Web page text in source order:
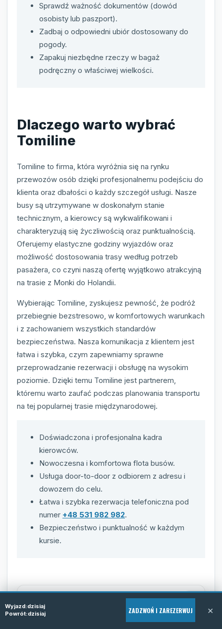
Sprawdź ważność dokumentów (dowód
osobisty lub paszport).
Zadbaj o odpowiedni ubiór dostosowany do
pogody.
Zapakuj niezbędne rzeczy w bagaż
podręczny o właściwej wielkości.
Dlaczego warto wybrać
Tomiline
Tomiline to firma, która wyróżnia się na rynku
przewozów osób dzięki profesjonalnemu podejściu do
klienta oraz dbałości o każdy szczegół usługi. Nasze
busy są utrzymywane w doskonałym stanie
technicznym, a kierowcy są wykwalifikowani i
charakteryzują się życzliwością oraz punktualnością.
Oferujemy elastyczne godziny wyjazdów oraz
możliwość dostosowania trasy według potrzeb
pasażera, co czyni naszą ofertę wyjątkowo atrakcyjną
na trasie z Monki do Holandii.
Wybierając Tomiline, zyskujesz pewność, że podróż
przebiegnie bezstresowo, w komfortowych warunkach
i z zachowaniem wszystkich standardów
bezpieczeństwa. Nasza komunikacja z klientem jest
łatwa i szybka, czym zapewniamy sprawne
przeprowadzanie rezerwacji i obsługę na wysokim
poziomie. Dzięki temu Tomiline jest partnerem,
któremu warto zaufać podczas planowania transportu
na tej popularnej trasie międzynarodowej.
Doświadczona i profesjonalna kadra
kierowców.
Nowoczesna i komfortowa flota busów.
Usługa door-to-door z odbiorem z adresu i
dowozem do celu.
Łatwa i szybka rezerwacja telefoniczna pod
numer +48 531 982 982.
Bezpieczeństwo i punktualność w każdym
kursie.
Wyjazd:dzisiaj
Powrót:dzisiaj ZADZWOŃ I ZAREZERWUJ ×